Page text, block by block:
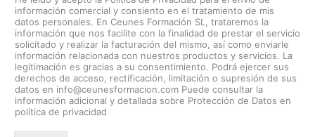
información comercial y consiento en el tratamiento de mis
datos personales. En Ceunes Formación SL, trataremos la
información que nos facilite con la finalidad de prestar el servicio
solicitado y realizar la facturación del mismo, así como enviarle
información relacionada con nuestros productos y servicios. La
legitimación es gracias a su consentimiento. Podrá ejercer sus
derechos de acceso, rectificación, limitación o supresión de sus
datos en info@ceunesformacion.com Puede consultar la
información adicional y detallada sobre Protección de Datos en
política de privacidad